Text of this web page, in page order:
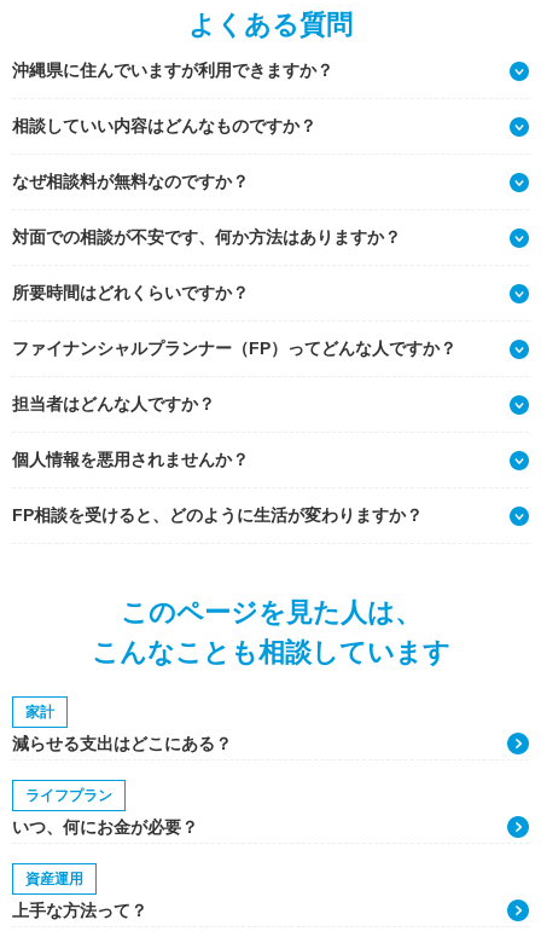
よくある質問
沖縄県に住んでいますが利用できますか？
相談していい内容はどんなものですか？
なぜ相談料が無料なのですか？
対面での相談が不安です、何か方法はありますか？
所要時間はどれくらいですか？
ファイナンシャルプランナー（FP）ってどんな人ですか？
担当者はどんな人ですか？
個人情報を悪用されませんか？
FP相談を受けると、どのように生活が変わりますか？
このページを見た人は、
こんなことも相談しています
家計
減らせる支出はどこにある？
ライフプラン
いつ、何にお金が必要？
資産運用
上手な方法って？